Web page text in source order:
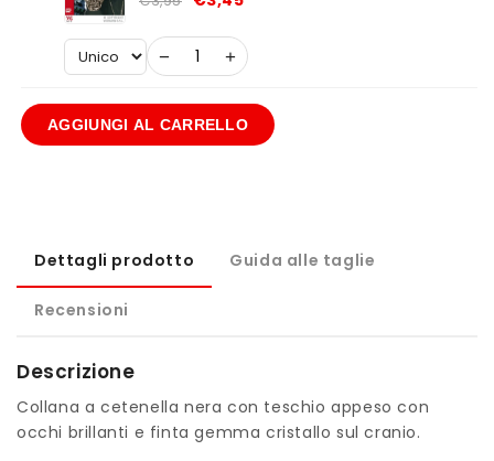
− +
AGGIUNGI AL CARRELLO
Dettagli prodotto Guida alle taglie
Recensioni
Descrizione
Collana a cetenella nera con teschio appeso con
occhi brillanti e finta gemma cristallo sul cranio.